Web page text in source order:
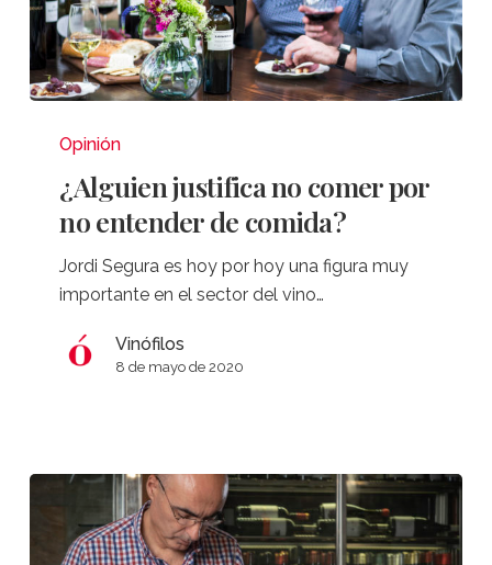
justifica
comer
entender
comida?
Opinión
¿Alguien justifica no comer por
no entender de comida?
Jordi Segura es hoy por hoy una figura muy
importante en el sector del vino…
Vinófilos
8 de mayo de 2020